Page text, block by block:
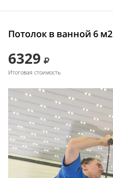
Потолок в ванной 6 м2
6329
Итоговая стоимость